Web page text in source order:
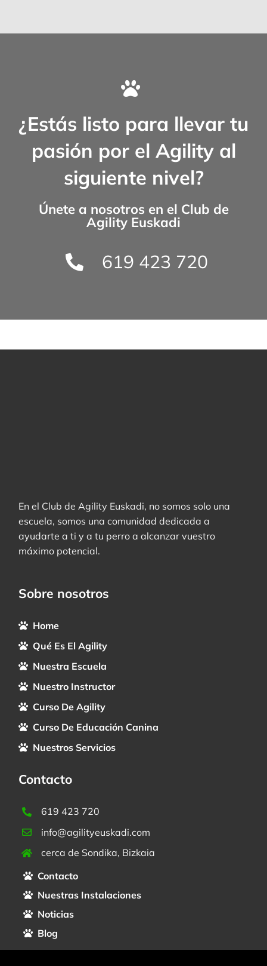
¿Estás listo para llevar tu
pasión por el Agility al
siguiente nivel?
Únete a nosotros en el Club de
Agility Euskadi
619 423 720
En el Club de Agility Euskadi, no somos solo una
escuela, somos una comunidad dedicada a
ayudarte a ti y a tu perro a alcanzar vuestro
máximo potencial.
Sobre nosotros
Home
Qué Es El Agility
Nuestra Escuela
Nuestro Instructor
Curso De Agility
Curso De Educación Canina
Nuestros Servicios
Contacto
619 423 720
info@agilityeuskadi.com
cerca de Sondika, Bizkaia
Contacto
Nuestras Instalaciones
Noticias
Blog